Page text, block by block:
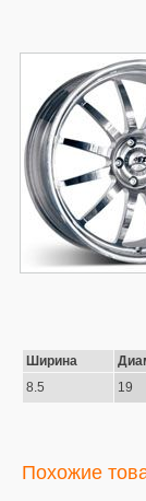
Ширина
8.5
19
Похожие